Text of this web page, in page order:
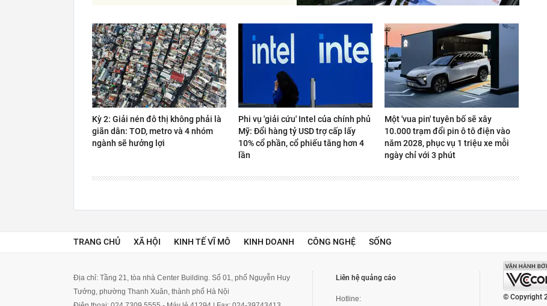
Kỳ 2: Giải nén đô thị không phải là
giãn dân: TOD, metro và 4 nhóm
ngành sẽ hưởng lợi
Phi vụ 'giải cứu' Intel của chính phủ
Mỹ: Đổi hàng tỷ USD trợ cấp lấy
10% cổ phần, cổ phiếu tăng hơn 4
lần
Một 'vua pin' tuyên bố sẽ xây
10.000 trạm đổi pin ô tô điện vào
năm 2028, phục vụ 1 triệu xe mỗi
ngày chỉ với 3 phút
TRANG CHỦ XÃ HỘI KINH TẾ VĨ MÔ KINH DOANH CÔNG NGHỆ SỐNG
Địa chỉ: Tầng 21, tòa nhà Center Building. Số 01, phố Nguyễn Huy
Tưởng, phường Thanh Xuân, thành phố Hà Nội
Liên hệ quảng cáo
Hotline: © Copyright